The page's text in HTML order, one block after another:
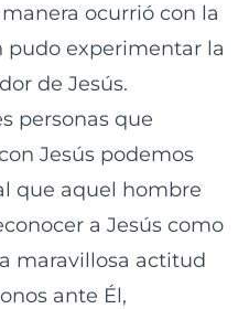
ocurrió con la
pudo experimentar la
de Jesús.
personas que
Jesús podemos
que aquel hombre
a Jesús como
maravillosa actitud
ante Él,